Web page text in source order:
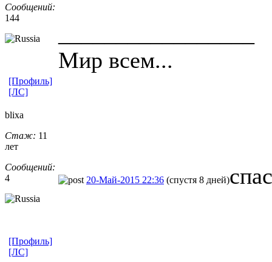
Сообщений:
144
Мир всем...
[Профиль]
[ЛС]
blixa
Стаж: 11
лет
Сообщений:
4
20-Май-2015 22:36 (спустя 8 дней)
[Профиль]
[ЛС]